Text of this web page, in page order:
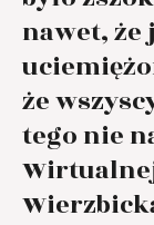
nawet, że
że
tego nie